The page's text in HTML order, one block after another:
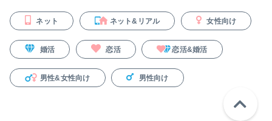
ネット ネット&リアル 女性向け
婚活 恋活 恋活&婚活
男性&女性向け 男性向け